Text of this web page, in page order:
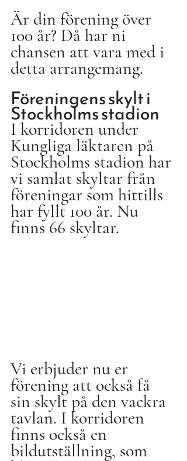
Är din förening över
100 år? Då har ni
chansen att vara med i
detta arrangemang.
Föreningens skylt i
Stockholms stadion
I korridoren under
Kungliga läktaren på
Stockholms stadion har
vi samlat skyltar från
föreningar som hittills
har fyllt 100 år. Nu
finns 66 skyltar.
Vi erbjuder nu er
förening att också få
sin skylt på den vackra
tavlan. I korridoren
finns också en
bildutställning, som